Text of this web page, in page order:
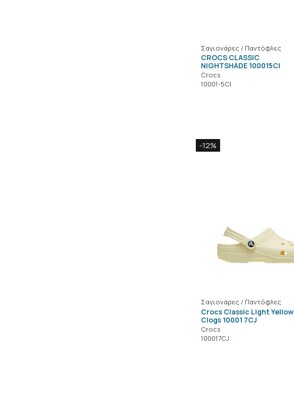
Σαγιονάρες / Παντόφλες
CROCS CLASSIC
NIGHTSHADE 100015CI
Crocs
10001-5CI
-12%
Σαγιονάρες / Παντόφλες
Crocs Classic Light Yellow
Clogs 10001 7CJ
Crocs
100017CJ